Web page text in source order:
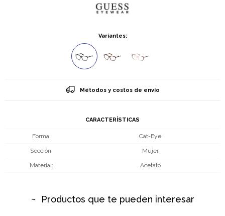
Variantes:
Métodos y costos de envío
CARACTERÍSTICAS
Forma Cat-Eye
Sección Mujer
Material Acetato
Productos que te pueden interesar